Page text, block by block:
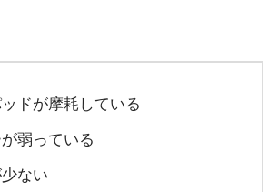
ドが摩耗している
弱っている
ない